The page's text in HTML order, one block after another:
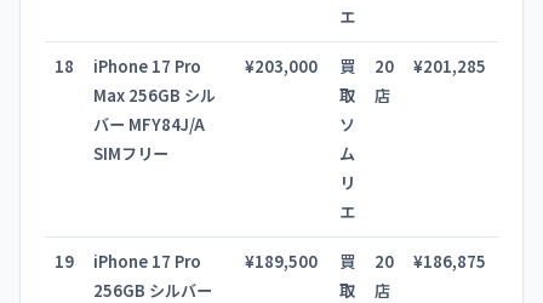
エ
18
iPhone 17 Pro
Max 256GB シル
バー MFY84J/A
SIMフリー
¥203,000
買
取
ソ
ム
リ
エ
20
店
¥201,285
19
iPhone 17 Pro
256GB シルバー
¥189,500
買
取
20
店
¥186,875